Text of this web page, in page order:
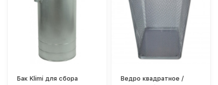
Бак Klimi для сбора
Ведро квадратное /